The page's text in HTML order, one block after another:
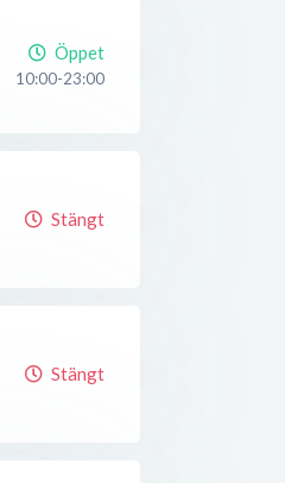
Öppet
10:00-23:00
Stängt
Stängt